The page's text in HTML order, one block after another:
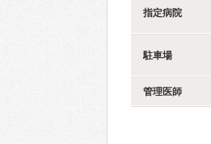
指定病院
駐車場
管理医師